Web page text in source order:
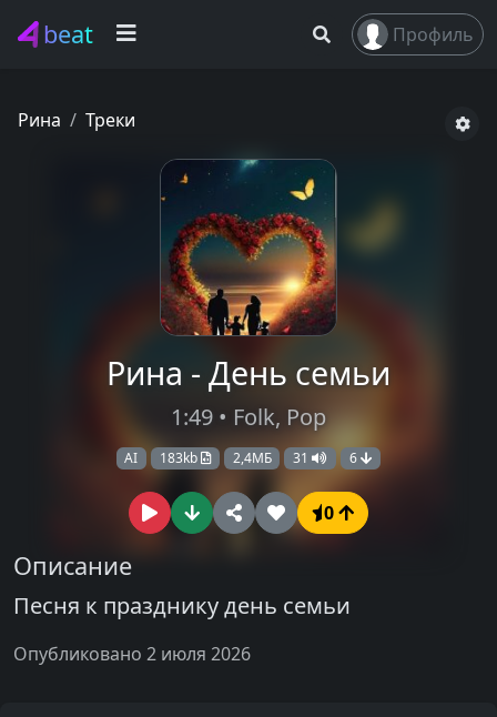
beat Профиль
Рина Треки
Рина - День семьи
1:49 • Folk, Pop
AI 183kb 2,4МБ 31 6
0
Описание
Песня к празднику день семьи
Опубликовано 2 июля 2026